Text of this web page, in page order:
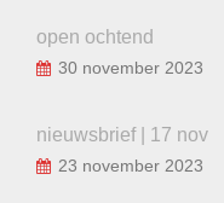
open ochtend
30 november 2023
nieuwsbrief | 17 nov
23 november 2023